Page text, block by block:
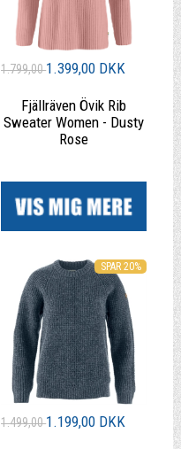
1.799,001.399,00 DKK
Fjällräven Övik Rib
Sweater Women - Dusty
Rose
SPAR 20%
1.499,001.199,00 DKK